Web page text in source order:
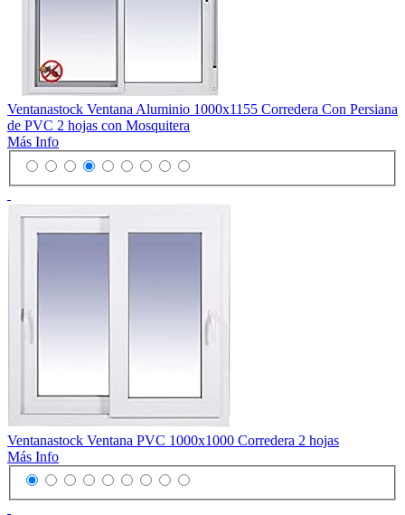
Ventanastock Ventana Aluminio 1000x1155 Corredera Con Persiana
de PVC 2 hojas con Mosquitera
Más Info
Ventanastock Ventana PVC 1000x1000 Corredera 2 hojas
Más Info